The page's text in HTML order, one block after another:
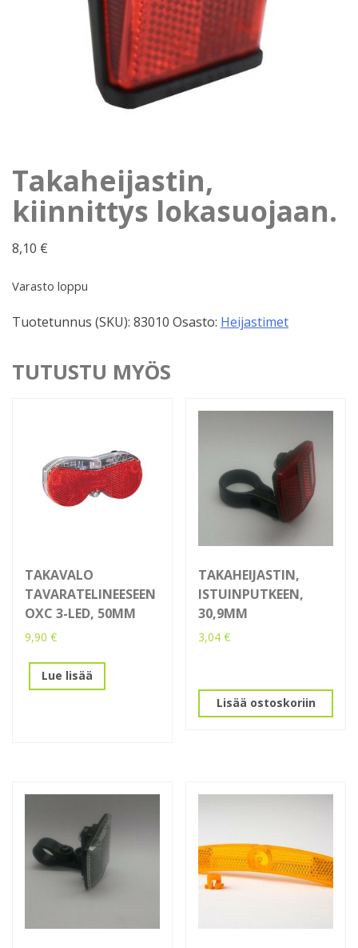
Takaheijastin,
kiinnittys lokasuojaan.
8,10 €
Varasto loppu
Tuotetunnus (SKU): 83010 Osasto: Heijastimet
TUTUSTU MYÖS
TAKAVALO
TAVARATELINEESEEN
OXC 3-LED, 50MM
9,90 €
Lue lisää
TAKAHEIJASTIN,
ISTUINPUTKEEN,
30,9MM
3,04€
Lisää ostoskoriin